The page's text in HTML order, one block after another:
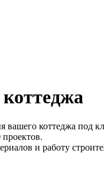
коттеджа
вашего коттеджа под
и работу